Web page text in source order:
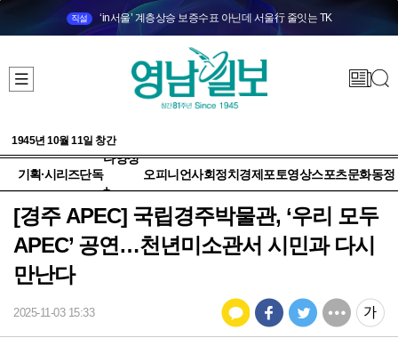
직설 ‘in서울’ 계층상승 보증수표 아닌데 서울行 줄잇는 TK
1945년 10월 11일 창간
기획·시리즈단독
다양성
+
오피니언사회정치 경제 포토영상스포츠문화동정
[경주 APEC] 국립경주박물관, ‘우리 모두
APEC’ 공연…천년미소관서 시민과 다시
만난다
2025-11-03 15:33